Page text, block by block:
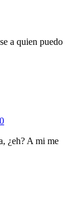
a quien puedo
¿eh? A mi me